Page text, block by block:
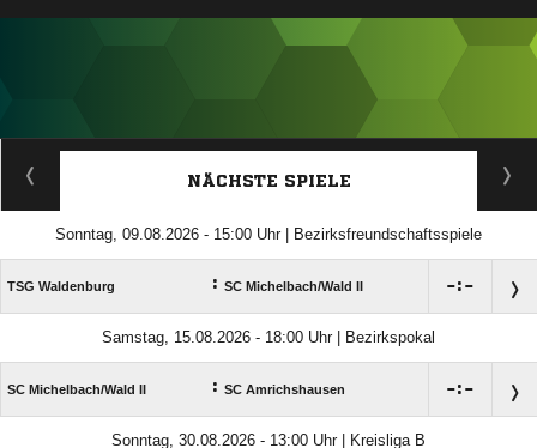
ANZEIGE
NÄCHSTE SPIELE
Sonntag, 09.08.2026 - 15:00 Uhr | Bezirksfreundschaftsspiele
TSG Waldenburg : SC Michelbach/​Wald II :
Samstag, 15.08.2026 - 18:00 Uhr | Bezirkspokal
SC Michelbach/​Wald II : SC Amrichshausen :
Sonntag, 30.08.2026 - 13:00 Uhr | Kreisliga B